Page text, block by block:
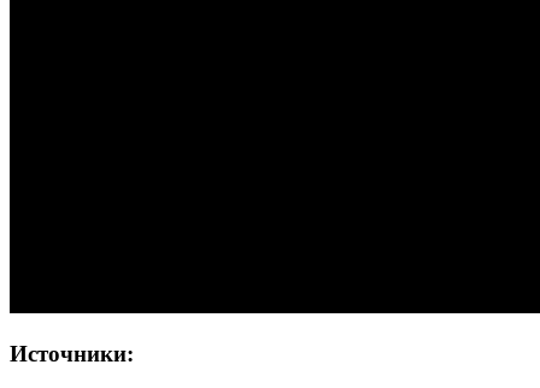
Источники: